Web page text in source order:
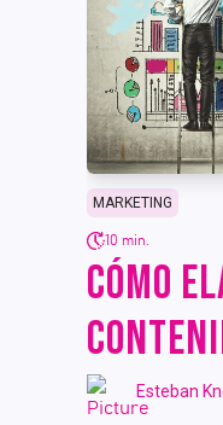
MARKETING
10 min.
CÓMO
Esteban